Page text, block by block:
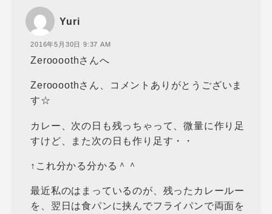
Yuri
2016年5月30日 9:37 AM
Zeroooothさんへ
Zeroooothさん、コメントありがとうございま
す☆
カレー、次の日も残っちゃって、微量に作り足
すけど、また次の日も作り足す・・
↑これ分かる分かる＾＾
最近私のはまっているのが、残ったカレールー
を、翌日は食パンに挟んでフライパンで両面を